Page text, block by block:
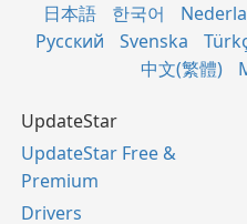
日本語
한국어
Русский
Svenska
中文(繁體)
UpdateStar
UpdateStar Free &
Premium
Drivers